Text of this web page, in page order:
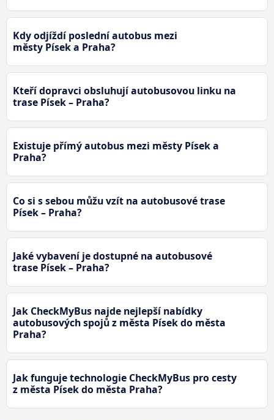
Kdy odjíždí poslední autobus mezi
městy Písek a Praha?
Kteří dopravci obsluhují autobusovou linku na
trase Písek – Praha?
Existuje přímý autobus mezi městy Písek a
Praha?
Co si s sebou můžu vzít na autobusové trase
Písek – Praha?
Jaké vybavení je dostupné na autobusové
trase Písek – Praha?
Jak CheckMyBus najde nejlepší nabídky
autobusových spojů z města Písek do města
Praha?
Jak funguje technologie CheckMyBus pro cesty
z města Písek do města Praha?